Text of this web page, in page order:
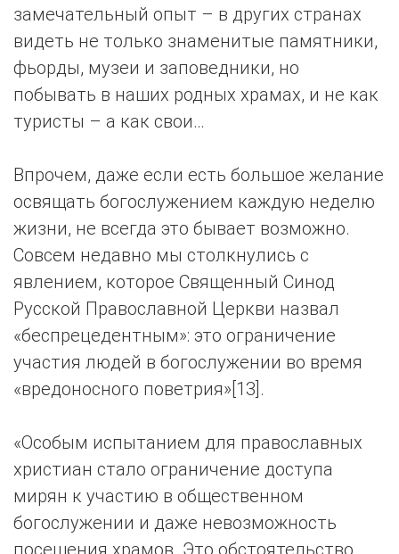
замечательный опыт – в других странах
видеть не только знаменитые памятники,
фьорды, музеи и заповедники, но
побывать в наших родных храмах, и не как
туристы – а как свои…
Впрочем, даже если есть большое желание
освящать богослужением каждую неделю
жизни, не всегда это бывает возможно.
Совсем недавно мы столкнулись с
явлением, которое Священный Синод
Русской Православной Церкви назвал
«беспрецедентным»: это ограничение
участия людей в богослужении во время
«вредоносного поветрия»[13].
«Особым испытанием для православных
христиан стало ограничение доступа
мирян к участию в общественном
богослужении и даже невозможность
посещения храмов. Это обстоятельство